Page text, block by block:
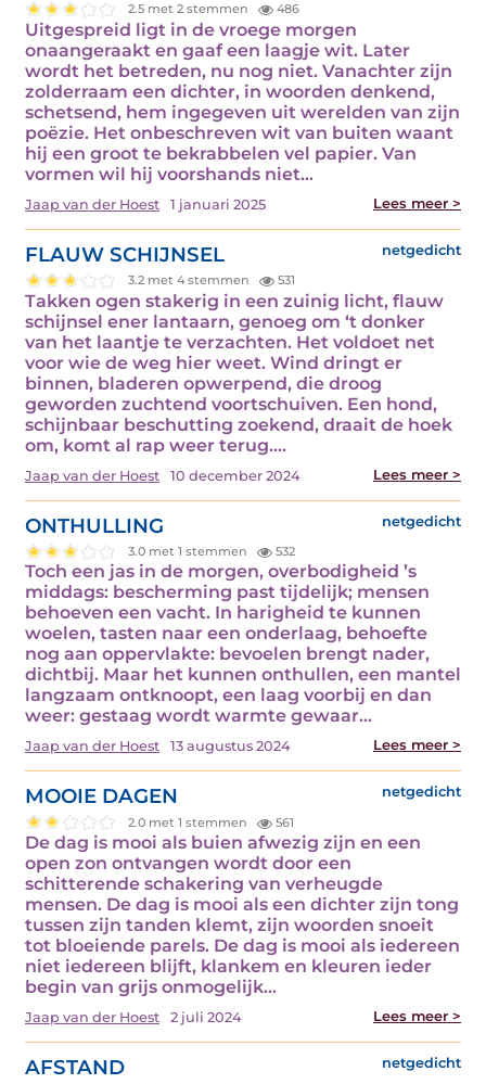
2.5 met 2 stemmen 486
Uitgespreid ligt in de vroege morgen
onaangeraakt en gaaf een laagje wit. Later
wordt het betreden, nu nog niet. Vanachter zijn
zolderraam een dichter, in woorden denkend,
schetsend, hem ingegeven uit werelden van zijn
poëzie. Het onbeschreven wit van buiten waant
hij een groot te bekrabbelen vel papier. Van
vormen wil hij voorshands niet…
Jaap van der Hoest 1 januari 2025 Lees meer >
FLAUW SCHIJNSEL netgedicht
3.2 met 4 stemmen 531
Takken ogen stakerig in een zuinig licht, flauw
schijnsel ener lantaarn, genoeg om ‘t donker
van het laantje te verzachten. Het voldoet net
voor wie de weg hier weet. Wind dringt er
binnen, bladeren opwerpend, die droog
geworden zuchtend voortschuiven. Een hond,
schijnbaar beschutting zoekend, draait de hoek
om, komt al rap weer terug.…
Jaap van der Hoest 10 december 2024 Lees meer >
ONTHULLING netgedicht
3.0 met 1 stemmen 532
Toch een jas in de morgen, overbodigheid ’s
middags: bescherming past tijdelijk; mensen
behoeven een vacht. In harigheid te kunnen
woelen, tasten naar een onderlaag, behoefte
nog aan oppervlakte: bevoelen brengt nader,
dichtbij. Maar het kunnen onthullen, een mantel
langzaam ontknoopt, een laag voorbij en dan
weer: gestaag wordt warmte gewaar…
Jaap van der Hoest 13 augustus 2024 Lees meer >
MOOIE DAGEN netgedicht
2.0 met 1 stemmen 561
De dag is mooi als buien afwezig zijn en een
open zon ontvangen wordt door een
schitterende schakering van verheugde
mensen. De dag is mooi als een dichter zijn tong
tussen zijn tanden klemt, zijn woorden snoeit
tot bloeiende parels. De dag is mooi als iedereen
niet iedereen blijft, klankem en kleuren ieder
begin van grijs onmogelijk…
Jaap van der Hoest 2 juli 2024 Lees meer >
AFSTAND netgedicht